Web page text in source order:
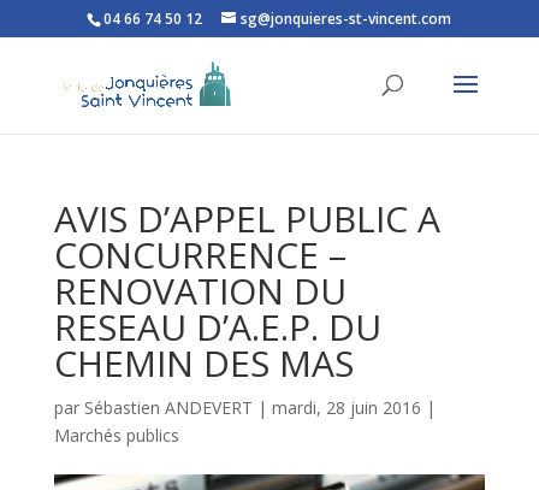
Ouvrir la barre d’outils
04 66 74 50 12 sg@jonquieres-st-vincent.com
AVIS D’APPEL PUBLIC A
CONCURRENCE –
RENOVATION DU
RESEAU D’A.E.P. DU
CHEMIN DES MAS
par Sébastien ANDEVERT | mardi, 28 juin 2016 |
Marchés publics